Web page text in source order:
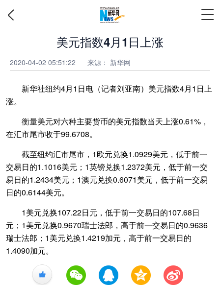
美元指数4月1日上涨
2020-04-02 05:51:22 来源： 新华网
新华社纽约4月1日电（记者刘亚南）美元指数4月1日上
涨。
衡量美元对六种主要货币的美元指数当天上涨0.61%，
在汇市尾市收于99.6708。
截至纽约汇市尾市，1欧元兑换1.0929美元，低于前一
交易日的1.1016美元；1英镑兑换1.2372美元，低于前一交
易日的1.2434美元；1澳元兑换0.6071美元，低于前一交易
日的0.6144美元。
1美元兑换107.22日元，低于前一交易日的107.68日
元；1美元兑换0.9670瑞士法郎，高于前一交易日的0.9636
瑞士法郎；1美元兑换1.4219加元，高于前一交易日的
1.4090加元。
+1